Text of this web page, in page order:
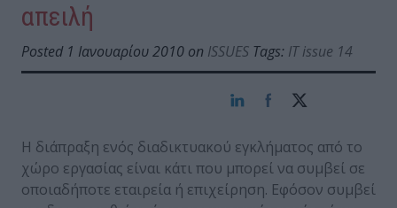
απειλή
Posted 1 Ιανουαρίου 2010 on ISSUES Tags: IT issue 14
Η διάπραξη ενός διαδικτυακού εγκλήματος από το
χώρο εργασίας είναι κάτι που μπορεί να συμβεί σε
οποιαδήποτε εταιρεία ή επιχείρηση. Εφόσον συμβεί